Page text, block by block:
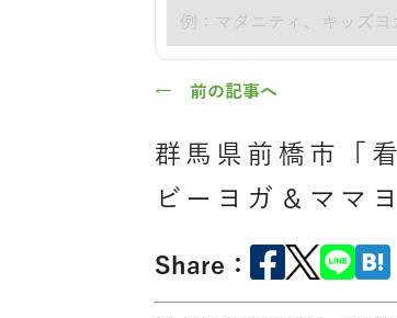
JAHAについて
JAHA資格講座一覧
骨盤スリムヨガ®通信 ベ
ヨガレッスンカレンダー オ
← 前の記事へ
群馬県前橋市「
ビーヨガ＆ママ
Share：